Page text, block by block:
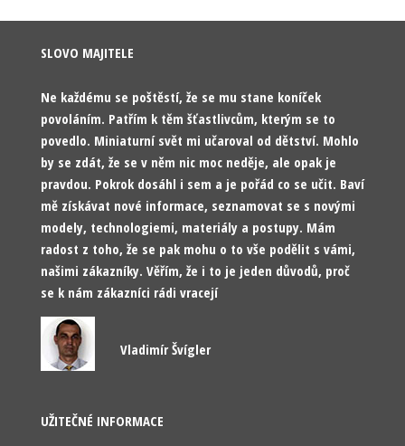
SLOVO MAJITELE
Ne každému se poštěstí, že se mu stane koníček
povoláním. Patřím k těm šťastlivcům, kterým se to
povedlo. Miniaturní svět mi učaroval od dětství. Mohlo
by se zdát, že se v něm nic moc neděje, ale opak je
pravdou. Pokrok dosáhl i sem a je pořád co se učit. Baví
mě získávat nové informace, seznamovat se s novými
modely, technologiemi, materiály a postupy. Mám
radost z toho, že se pak mohu o to vše podělit s vámi,
našimi zákazníky. Věřím, že i to je jeden důvodů, proč
se k nám zákazníci rádi vracejí
Vladimír Švígler
UŽITEČNÉ INFORMACE